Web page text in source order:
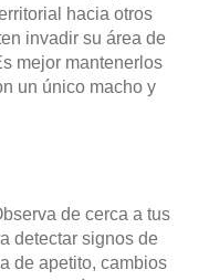
hacia otros
invadir su área de
mejor mantenerlos
un único macho y
de cerca a tus
detectar signos de
de apetito, cambios